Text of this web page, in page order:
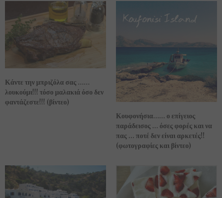
Κάντε την μπριζόλα σας ……
λουκούμι!!! τόσο μαλακιά όσο δεν
φαντάζεστε!!! (βίντεο)
Κουφονήσια…… ο επίγειος
παράδεισος … όσες φορές και να
πας … ποτέ δεν είναι αρκετές!!
(φωτογραφίες και βίντεο)